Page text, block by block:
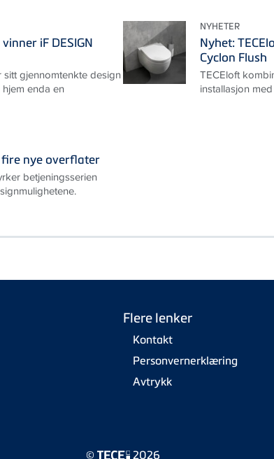
iF DESIGN
gjennomtenkte design
enda en
NYHETER
Nyhet:
Cyclon Flush
TECEloft
installasjon
fire nye overflater
betjeningsserien
Flere lenker
Kontakt
Personvernerklæring
Avtrykk
© 2026